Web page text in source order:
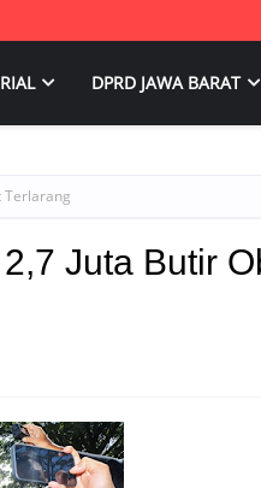
DPRD JAWA BARAT
Terlarang
Juta Butir